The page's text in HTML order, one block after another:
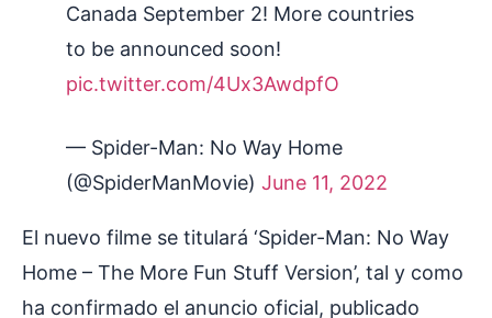
Canada September 2! More countries
to be announced soon!
pic.twitter.com/4Ux3AwdpfO
— Spider-Man: No Way Home
(@SpiderManMovie) June 11, 2022
El nuevo filme se titulará ‘Spider-Man: No Way
Home – The More Fun Stuff Version’, tal y como
ha confirmado el anuncio oficial, publicado